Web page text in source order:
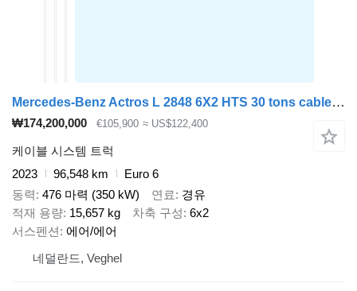
Mercedes-Benz Actros L 2848 6X2 HTS 30 tons cable system Lift-Axle Full Air Au
₩174,200,000 €105,900 ≈ US$122,400
케이블 시스템 트럭
2023
96,548 km
Euro 6
동력 476 마력 (350 kW) 연료 경유
적재 용량 15,657 kg 차축 구성 6x2
서스펜션 에어/에어
네덜란드, Veghel